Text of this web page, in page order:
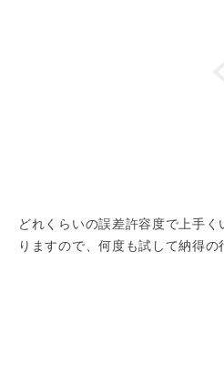
どれくらいの誤差許容度で上手
りますので、何度も試して納得の